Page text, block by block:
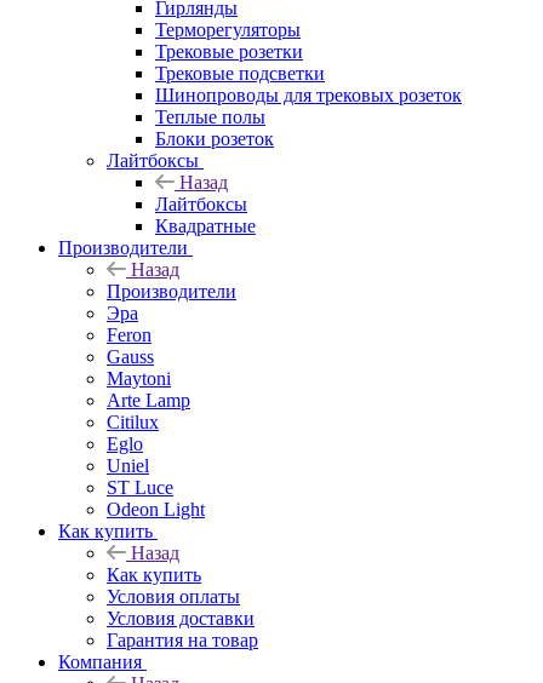
Гирлянды
Терморегуляторы
Трековые розетки
Трековые подсветки
Шинопроводы для трековых розеток
Теплые полы
Блоки розеток
Лайтбоксы
Назад
Лайтбоксы
Квадратные
Производители
Назад
Производители
Эра
Feron
Gauss
Maytoni
Arte Lamp
Citilux
Eglo
Uniel
ST Luce
Odeon Light
Как купить
Назад
Как купить
Условия оплаты
Условия доставки
Гарантия на товар
Компания